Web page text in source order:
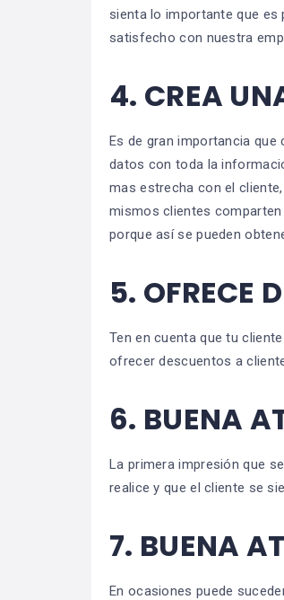
sienta lo importante que
satisfecho con nuestra
4. CREA
Es de gran importancia
datos con toda la
mas estrecha con el
mismos clientes
porque así se pueden
5. OFRECE
Ten en cuenta que tu
ofrecer descuentos a
6. BUENA
La primera impresión que
realice y que el cliente se
7. BUENA
En ocasiones puede